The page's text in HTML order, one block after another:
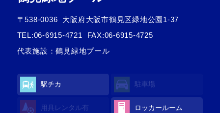
〒538-0036
大阪府大阪市鶴見区緑地公園1-37
TEL:06-6915-4721
FAX:06-6915-4725
代表施設：鶴見緑地プール
駅チカ 駐車場
用具レンタル有 ロッカールーム